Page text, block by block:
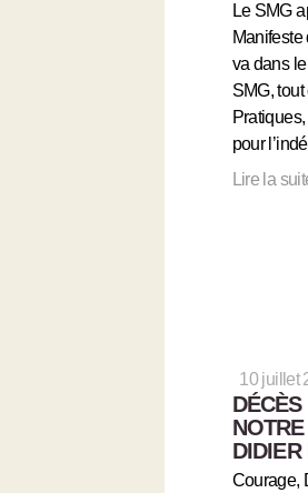
Le SMG
va dans
SMG,
pour
Lire la
10 juillet
DIDIER
Courage,